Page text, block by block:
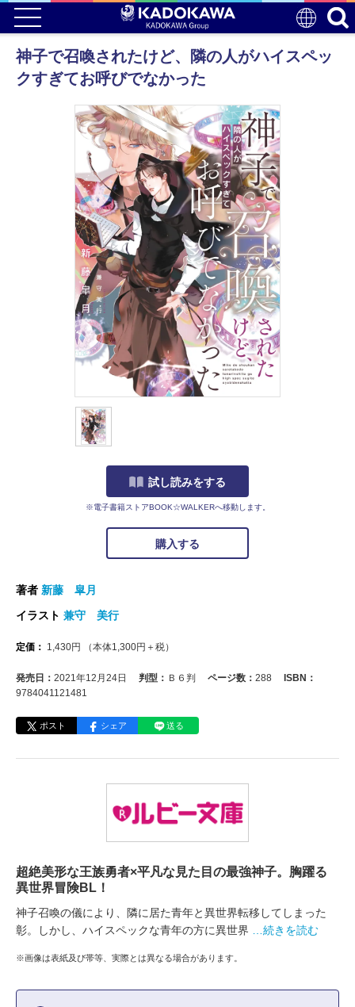
神子で召喚されたけど、隣の人がハイスペッ
クすぎてお呼びでなかった
試し読みをする
※電子書籍ストアBOOK☆WALKERへ移動します。
購入する
著者 新藤 皐月
イラスト 兼守 美行
定価： 1,430円 （本体1,300円＋税）
発売日： 2021年12月24日 判型： Ｂ６判 ページ数： 288
ISBN：
9784041121481
ポスト シェア 送る
超絶美形な王族勇者×平凡な見た目の最強神子。胸躍る
異世界冒険BL！
神子召喚の儀により、隣に居た青年と異世界転移してしまった
彰。しかし、ハイスペックな青年の方に異世界
…続きを読む
※画像は表紙及び帯等、実際とは異なる場合があります。